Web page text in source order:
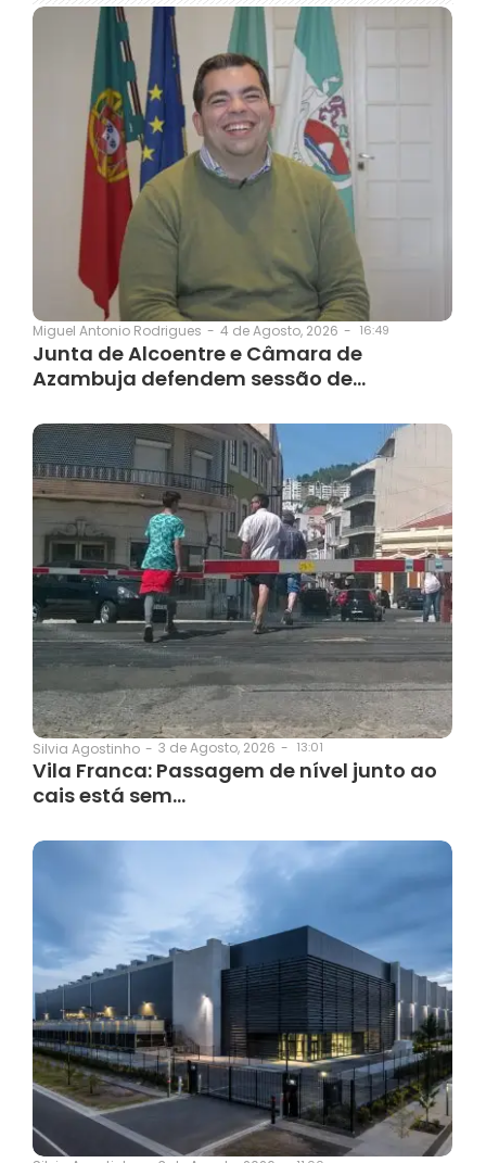
Miguel Antonio Rodrigues - 4 de Agosto, 2026 - 16:49
Junta de Alcoentre e Câmara de
Azambuja defendem sessão de…
Silvia Agostinho - 3 de Agosto, 2026 - 13:01
Vila Franca: Passagem de nível junto ao
cais está sem…